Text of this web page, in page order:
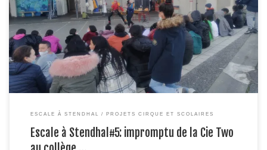
investissaient le collège Stendhal avec micros, vélo, guitare et studio radio,
bravant le froid polaire pour rencontrer les élèves et présenter un extrait de
leur dernière création « Rino ». Une entrée en matière décalée pour
découvrir l’univers artistique de la Cie Two, […]
ESCALE À STENDHAL PROJETS CIRQUE ET SCOLAIRES
Escale à Stendhal#5: impromptu de la Cie Two